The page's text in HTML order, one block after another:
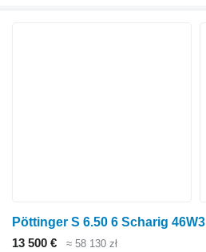
Pöttinger S 6.50 6 Scharig 46W3
13 500 €
≈ 58 130 zł